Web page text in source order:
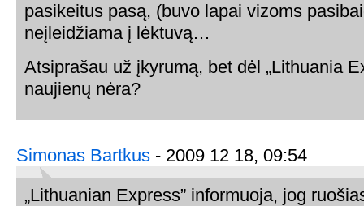
pasikeitus pasą, (buvo lapai vizoms
neįleidžiama į lėktuvą…
Atsiprašau už įkyrumą, bet dėl „Lithuania
naujienų nėra?
Simonas Bartkus - 2009 12 18, 09:54
„Lithuanian Express” informuoja, jog